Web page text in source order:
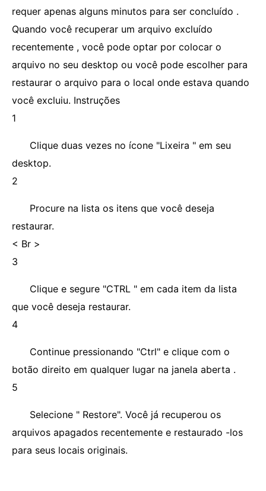
requer apenas alguns minutos para ser concluído .
Quando você recuperar um arquivo excluído
recentemente , você pode optar por colocar o
arquivo no seu desktop ou você pode escolher para
restaurar o arquivo para o local onde estava quando
você excluiu. Instruções
1
Clique duas vezes no ícone "Lixeira " em seu
desktop.
2
Procure na lista os itens que você deseja
restaurar.
< Br >
3
Clique e segure "CTRL " em cada item da lista
que você deseja restaurar.
4
Continue pressionando "Ctrl" e clique com o
botão direito em qualquer lugar na janela aberta .
5
Selecione " Restore". Você já recuperou os
arquivos apagados recentemente e restaurado -los
para seus locais originais.